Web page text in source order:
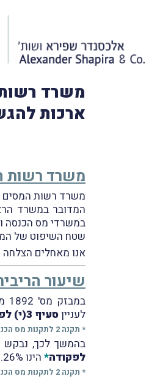
ארכות להגשת
משרד רשות
משרד רשות המסים
המדובר במשרד
במשרדי מס הכנסה
שטח השיפוט של
אנו מאחלים
שיעור הריבית
במבזק מס' 1892 מיום 27.12.2020 דיווחנו, בין היתר, על פרסומה ברשומות של הודעת שר האוצר
לענייןסעיף 3(י)
* תקנה 2 לתקנות מס הכנסה (קביעת שיעור ריבית לעניין סעיף 3(י)), התשמ"ו-1986.
בהמשך לכך, נבקש
לפקודה* הינו 3.26%.
* תקנה 2 לתקנות מס הכנסה (קביעת שיעור ריבית), התשמ"ה-1985.